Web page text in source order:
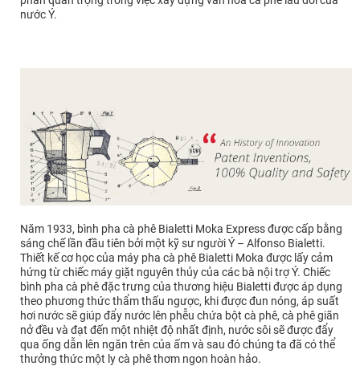
nước Ý.
Năm 1933, bình pha cà phê Bialetti Moka Express được cấp bằng
sáng chế lần đầu tiên bởi một kỹ sư người Ý – Alfonso Bialetti.
Thiết kế cơ học của máy pha cà phê Bialetti Moka được lấy cảm
hứng từ chiếc máy giặt nguyên thủy của các bà nội trợ Ý. Chiếc
bình pha cà phê đặc trưng của thương hiệu Bialetti được áp dụng
theo phương thức thẩm thấu ngược, khi được đun nóng, áp suất
hơi nước sẽ giúp đẩy nước lên phễu chứa bột cà phê, cà phê giãn
nở đều và đạt đến một nhiệt độ nhất định, nước sôi sẽ được đẩy
qua ống dẫn lên ngăn trên của ấm và sau đó chúng ta đã có thể
thưởng thức một ly cà phê thơm ngon hoàn hảo.